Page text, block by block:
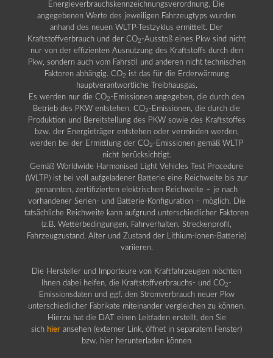
Energieverbrauchskennzeichnungsverordnung. Die
angegebenen Werte des jeweiligen Fahrzeugtyps wurden
anhand des neuen WLTP-Testzyklus ermittelt. Der
Kraftstoffverbrauch und der CO2 -Ausstoß eines Pkw sind nicht
nur von der effizienten Ausnutzung des Kraftstoffs durch den
Pkw, sondern auch vom Fahrstil und anderen nicht technischen
Faktoren abhängig. CO2 ist das für die Erderwärmung
hauptverantwortliche Treibhausgas.
Es werden nur die CO2 -Emissionen angegeben, die durch den
Betrieb des PKW entstehen. CO2 -Emissionen, die durch die
Produktion und Bereitstellung des PKW sowie des Kraftstoffes
bzw. der Energieträger entstehen oder vermieden werden,
werden bei der Ermittlung der CO2 -Emissionen gemäß WLTP
nicht berücksichtigt.
Gemäß Worldwide Harmonised Light Vehicles Test Procedure
(WLTP) ist bei voll aufgeladener Batterie eine Reichweite bis zur
genannten, zertifizierten elektrischen Reichweite – je nach
vorhandener Serien- und Batterie-Konfiguration – möglich. Die
tatsächliche Reichweite kann aufgrund unterschiedlicher Faktoren
(z.B. Wetterbedingungen, Fahrverhalten, Streckenprofil,
Fahrzeugzustand, Alter und Zustand der Lithium-Ionen-Batterie)
variieren.
Die Hersteller und Importeure von Kraftfahrzeugen möchten
Ihnen dabei helfen, die Kraftstoffverbrauchs- und CO2 -
Emissionsdaten und ggf. den Stromverbrauch neuer Pkw
unterschiedlicher Fabrikate miteinander vergleichen zu können.
Hierzu hat die DAT einen Leitfaden erstellt, den Sie
sich hier ansehen (externer Link, öffnet in separatem Fenster)
bzw. hier herunterladen können